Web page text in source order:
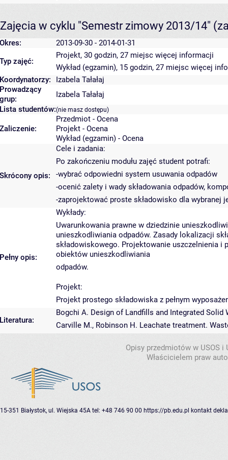
Zajęcia w cyklu "Semestr zimowy 2013/14"
Okres:
2013-09-30 - 2014-01-31
Typ zajęć:
Projekt, 30 godzin, 27 miejsc więcej informacji
Wykład (egzamin), 15 godzin, 27 miejsc więcej
Koordynatorzy:
Izabela Tałałaj
Prowadzący
grup:
Izabela Tałałaj
Lista studentów:(nie masz dostępu)
Zaliczenie:
Przedmiot - Ocena
Projekt - Ocena
Wykład (egzamin) - Ocena
Skrócony opis:
Cele i zadania:
Po zakończeniu modułu zajęć student potrafi:
-wybrać odpowiedni system usuwania odpadów
-ocenić zalety i wady składowania odpadów,
-zaprojektować proste składowisko dla wybranej
Pełny opis:
Wykłady:
Uwarunkowania prawne w dziedzinie
unieszkodliwiania odpadów. Zasady lokalizacji
składowiskowego. Projektowanie uszczelnienia i
obiektów unieszkodliwiania
odpadów.
Projekt:
Projekt prostego składowiska z pełnym
Literatura:
Bogchi A. Design of Landfills and Integrated Solid
Carville M., Robinson H. Leachate treatment.
Opisy przedmiotów w USOS
Właścicielem praw
15-351 Białystok, ul. Wiejska 45A tel: +48 746 90 00 https://pb.edu.pl kontakt